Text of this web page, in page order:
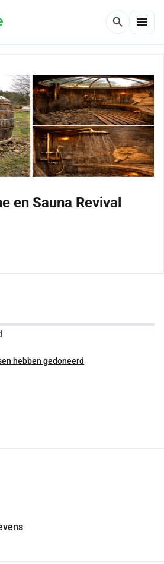
search menu
en Sauna Revival
hebben gedoneerd